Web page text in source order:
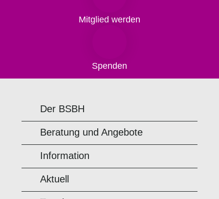
Mitglied werden
Spenden
Der BSBH
Beratung und Angebote
Information
Aktuell